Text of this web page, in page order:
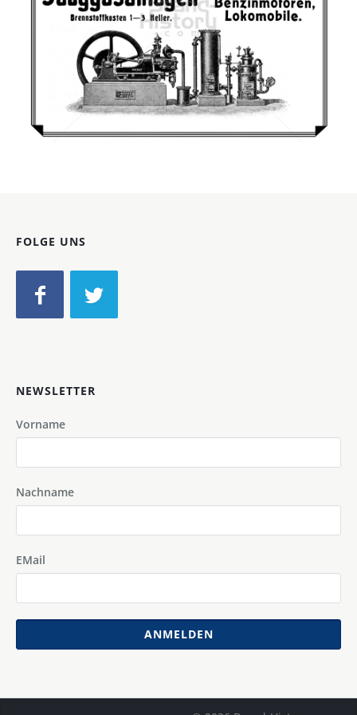
J. POLKE, Wien J. POLKE, Wien
Bild-ID: 46652
FOLGE UNS
NEWSLETTER
Vorname
Nachname
EMail
ANMELDEN